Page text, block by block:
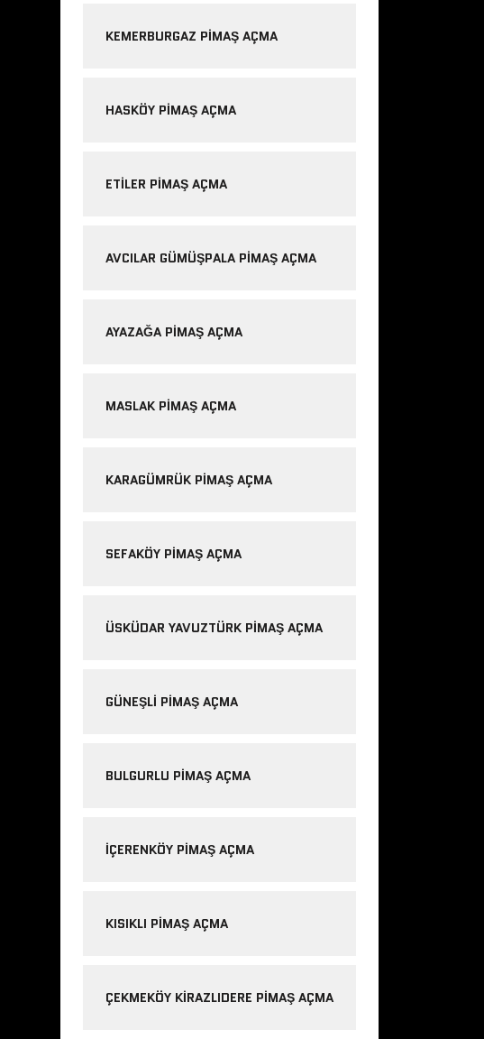
KEMERBURGAZ PIMAŞ AÇMA
HASKÖY PIMAŞ AÇMA
ETILER PIMAŞ AÇMA
AVCILAR GÜMÜŞPALA PIMAŞ AÇMA
AYAZAĞA PIMAŞ AÇMA
MASLAK PIMAŞ AÇMA
KARAGÜMRÜK PIMAŞ AÇMA
SEFAKÖY PIMAŞ AÇMA
ÜSKÜDAR YAVUZTÜRK PIMAŞ AÇMA
GÜNEŞLI PIMAŞ AÇMA
BULGURLU PIMAŞ AÇMA
IÇERENKÖY PIMAŞ AÇMA
KISIKLI PIMAŞ AÇMA
ÇEKMEKÖY KIRAZLIDERE PIMAŞ AÇMA